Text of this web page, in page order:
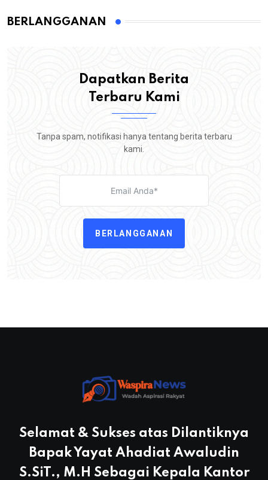
BERLANGGANAN
Dapatkan Berita
Terbaru Kami
Tanpa spam, notifikasi hanya tentang berita terbaru
kami.
BERLANGGANAN
Selamat & Sukses atas Dilantiknya
Bapak Yayat Ahadiat Awaludin
S.SiT., M.H Sebagai Kepala Kantor